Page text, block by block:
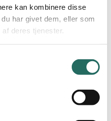
kan kombinere disse
har givet dem, eller som
deres tjenester.
ansat hos Dansk